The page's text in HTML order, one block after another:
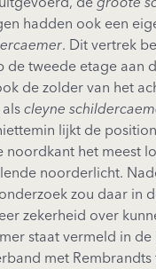
de groote
hadden ook een
. Dit vertrek
de tweede etage aan
de zolder van het
cleyne
lijkt de
noordkant het meest
noorderlicht.
zou daar in
zekerheid over
staat vermeld in
met Rembrandts